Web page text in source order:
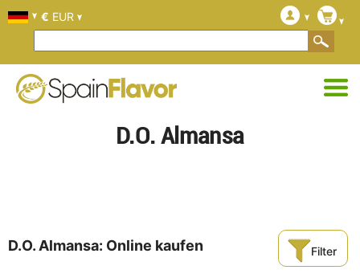
D.O. Almansa
D.O. Almansa: Online kaufen Filter
€ EUR